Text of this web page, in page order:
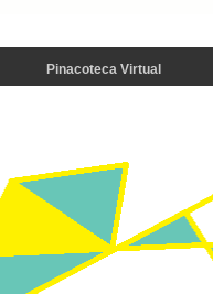
Pinacoteca Virtual